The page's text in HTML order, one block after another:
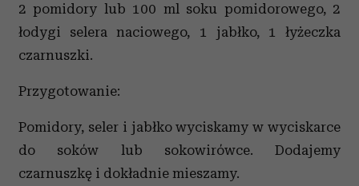
2 pomidory lub 100 ml soku pomidorowego, 2
łodygi selera naciowego, 1 jabłko, 1 łyżeczka
czarnuszki.
Przygotowanie:
Pomidory, seler i jabłko wyciskamy w wyciskarce
do soków lub sokowirówce. Dodajemy
czarnuszkę i dokładnie mieszamy.